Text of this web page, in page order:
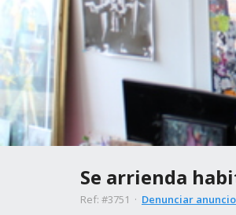
Se arrienda
Ref: #3751 · Denunciar anuncio